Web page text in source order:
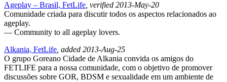
Ageplay – Brasil, FetLife , verified 2013-May-20
Comunidade criada para discutir todos os aspectos relacionados ao
ageplay.
— Community to all ageplay lovers.
Alkania, FetLife , added 2013-Aug-25
O grupo Goreano Cidade de Alkania convida os amigos do
FETLIFE para a nossa comunidade, com o objetivo de promover
discussões sobre GOR, BDSM e sexualidade em um ambiente de